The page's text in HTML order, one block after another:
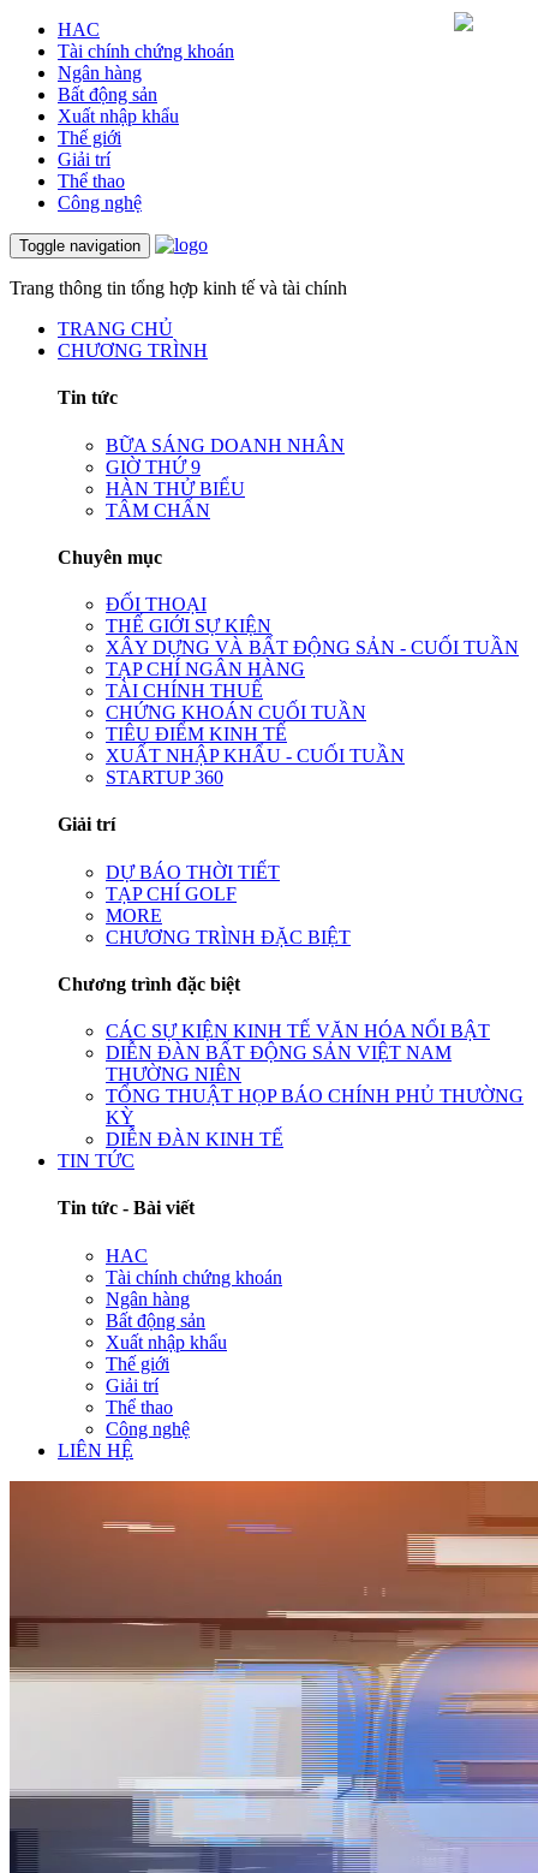
HAC
Tài chính chứng khoán
Ngân hàng
Bất động sản
Xuất nhập khẩu
Thế giới
Giải trí
Thể thao
Công nghệ
Toggle navigation
Trang thông tin tổng hợp kinh tế và tài chính
TRANG CHỦ
CHƯƠNG TRÌNH
Tin tức
BỮA SÁNG DOANH NHÂN
GIỜ THỨ 9
HÀN THỬ BIỂU
TÂM CHẤN
Chuyên mục
ĐỐI THOẠI
THẾ GIỚI SỰ KIỆN
XÂY DỰNG VÀ BẤT ĐỘNG SẢN - CUỐI TUẦN
TẠP CHÍ NGÂN HÀNG
TÀI CHÍNH THUẾ
CHỨNG KHOÁN CUỐI TUẦN
TIÊU ĐIỂM KINH TẾ
XUẤT NHẬP KHẨU - CUỐI TUẦN
STARTUP 360
Giải trí
DỰ BÁO THỜI TIẾT
TẠP CHÍ GOLF
MORE
CHƯƠNG TRÌNH ĐẶC BIỆT
Chương trình đặc biệt
CÁC SỰ KIỆN KINH TẾ VĂN HÓA NỔI BẬT
DIỄN ĐÀN BẤT ĐỘNG SẢN VIỆT NAM
THƯỜNG NIÊN
TỔNG THUẬT HỌP BÁO CHÍNH PHỦ THƯỜNG
KỲ
DIỄN ĐÀN KINH TẾ
TIN TỨC
Tin tức - Bài viết
HAC
Tài chính chứng khoán
Ngân hàng
Bất động sản
Xuất nhập khẩu
Thế giới
Giải trí
Thể thao
Công nghệ
LIÊN HỆ